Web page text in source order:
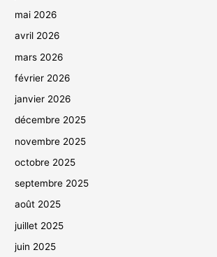
mai 2026
avril 2026
mars 2026
février 2026
janvier 2026
décembre 2025
novembre 2025
octobre 2025
septembre 2025
août 2025
juillet 2025
juin 2025